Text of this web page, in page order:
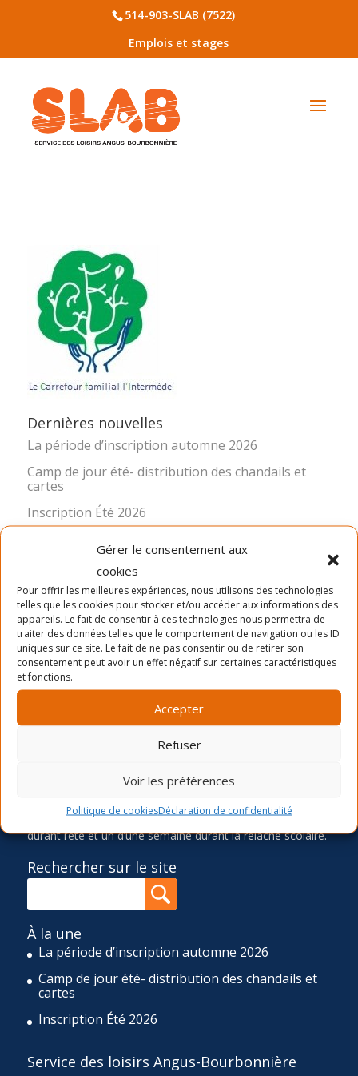
Gérer le consentement aux
cookies
Pour offrir les meilleures expériences, nous utilisons des technologies
telles que les cookies pour stocker et/ou accéder aux informations des
appareils. Le fait de consentir à ces technologies nous permettra de
traiter des données telles que le comportement de navigation ou les ID
uniques sur ce site. Le fait de ne pas consentir ou de retirer son
consentement peut avoir un effet négatif sur certaines caractéristiques
et fonctions.
Accepter
Refuser
Voir les préférences
Politique de cookiesDéclaration de confidentialité
514-903-SLAB (7522)
Emplois et stages
Dernières nouvelles
La période d’inscription automne 2026
Camp de jour été- distribution des chandails et
cartes
Inscription Été 2026
LA MISSION
Ancré dans le quartier Rosemont depuis 1966, le Service
des Loisirs Angus-Bourbonnière contribue significative à
l’épanouissement et au bien-être de sa communauté en
offrant des activités physiques, sportives, culturelles,
SLAB propose quatre sessions d’activités de loisir (hiver,
printemps, été et automne), une programmation d’ateliers
ponctuels ainsi qu’un camp de jour de huit semaines
durant l’été et un d’une semaine durant la relâche scolaire.
Rechercher sur le site
À la une
La période d’inscription automne 2026
Camp de jour été- distribution des chandails et
cartes
Inscription Été 2026
Service des loisirs Angus-Bourbonnière